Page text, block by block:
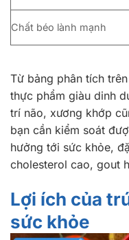
Chất béo lành mạnh
Từ bảng phân tích
thực phẩm giàu dinh
trí não, xương khớp
bạn cần kiểm soát
hưởng tới sức khỏe,
cholesterol cao, gout
Lợi ích của
sức khỏe